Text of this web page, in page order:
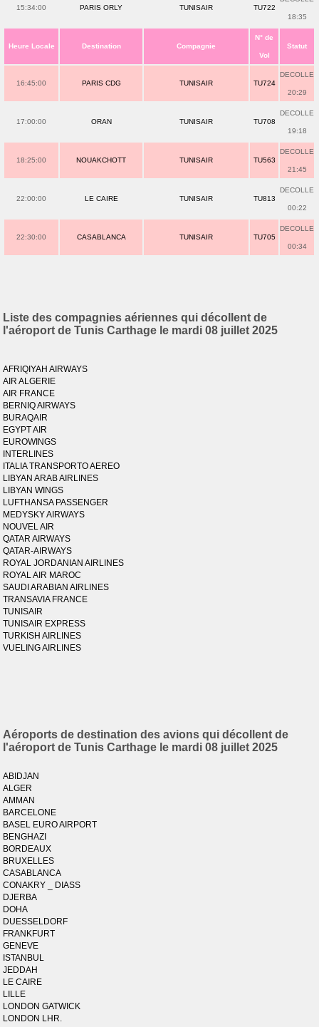
15:34:00 PARIS ORLY TUNISAIR TU722
18:35
Heure Locale Destination Compagnie
N° de
Vol
Statut
16:45:00 PARIS CDG TUNISAIR TU724
DECOLLE
20:29
17:00:00 ORAN TUNISAIR TU708
DECOLLE
19:18
18:25:00 NOUAKCHOTT TUNISAIR TU563
DECOLLE
21:45
22:00:00 LE CAIRE TUNISAIR TU813
DECOLLE
00:22
22:30:00 CASABLANCA TUNISAIR TU705
DECOLLE
00:34
Liste des compagnies aériennes qui décollent de
l'aéroport de Tunis Carthage le mardi 08 juillet 2025
AFRIQIYAH AIRWAYS
AIR ALGERIE
AIR FRANCE
BERNIQ AIRWAYS
BURAQAIR
EGYPT AIR
EUROWINGS
INTERLINES
ITALIA TRANSPORTO AEREO
LIBYAN ARAB AIRLINES
LIBYAN WINGS
LUFTHANSA PASSENGER
MEDYSKY AIRWAYS
NOUVEL AIR
QATAR AIRWAYS
QATAR-AIRWAYS
ROYAL JORDANIAN AIRLINES
ROYAL AIR MAROC
SAUDI ARABIAN AIRLINES
TRANSAVIA FRANCE
TUNISAIR
TUNISAIR EXPRESS
TURKISH AIRLINES
VUELING AIRLINES
Aéroports de destination des avions qui décollent de
l'aéroport de Tunis Carthage le mardi 08 juillet 2025
ABIDJAN
ALGER
AMMAN
BARCELONE
BASEL EURO AIRPORT
BENGHAZI
BORDEAUX
BRUXELLES
CASABLANCA
CONAKRY _ DIASS
DJERBA
DOHA
DUESSELDORF
FRANKFURT
GENEVE
ISTANBUL
JEDDAH
LE CAIRE
LILLE
LONDON GATWICK
LONDON LHR.